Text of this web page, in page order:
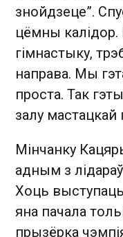
знойдзеце”.
цёмны калідор.
гімнастыку,
направа. Мы
проста. Так
залу мастацкай
Мінчанку
адным з
Хоць
яна пачала
прызёрка